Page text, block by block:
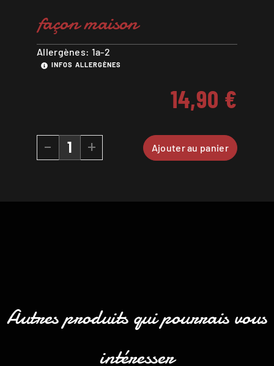
façon maison
Allergènes: 1a-2
INFOS ALLERGÈNES
14,90 €
- + Ajouter au panier
Autres produits qui pourrais vous
intéresser